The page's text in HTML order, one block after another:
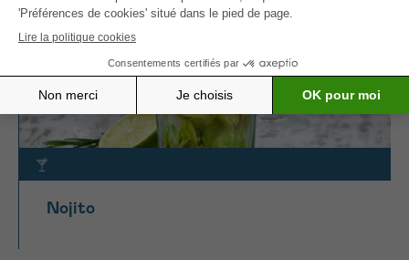
Nojito